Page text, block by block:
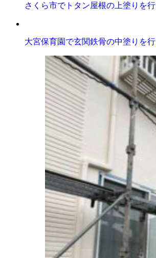
さくら市でトタン屋根の上塗りを
大宮保育園で玄関鉄骨の中塗りを